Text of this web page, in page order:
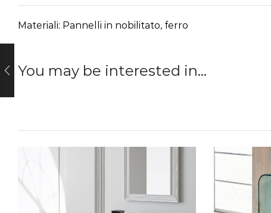
Materiali: Pannelli in nobilitato, ferro
You may be interested in…